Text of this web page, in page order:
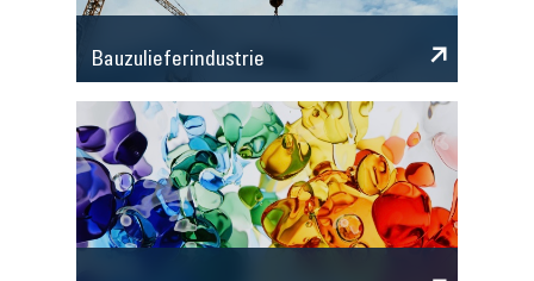
Bauzulieferindustrie